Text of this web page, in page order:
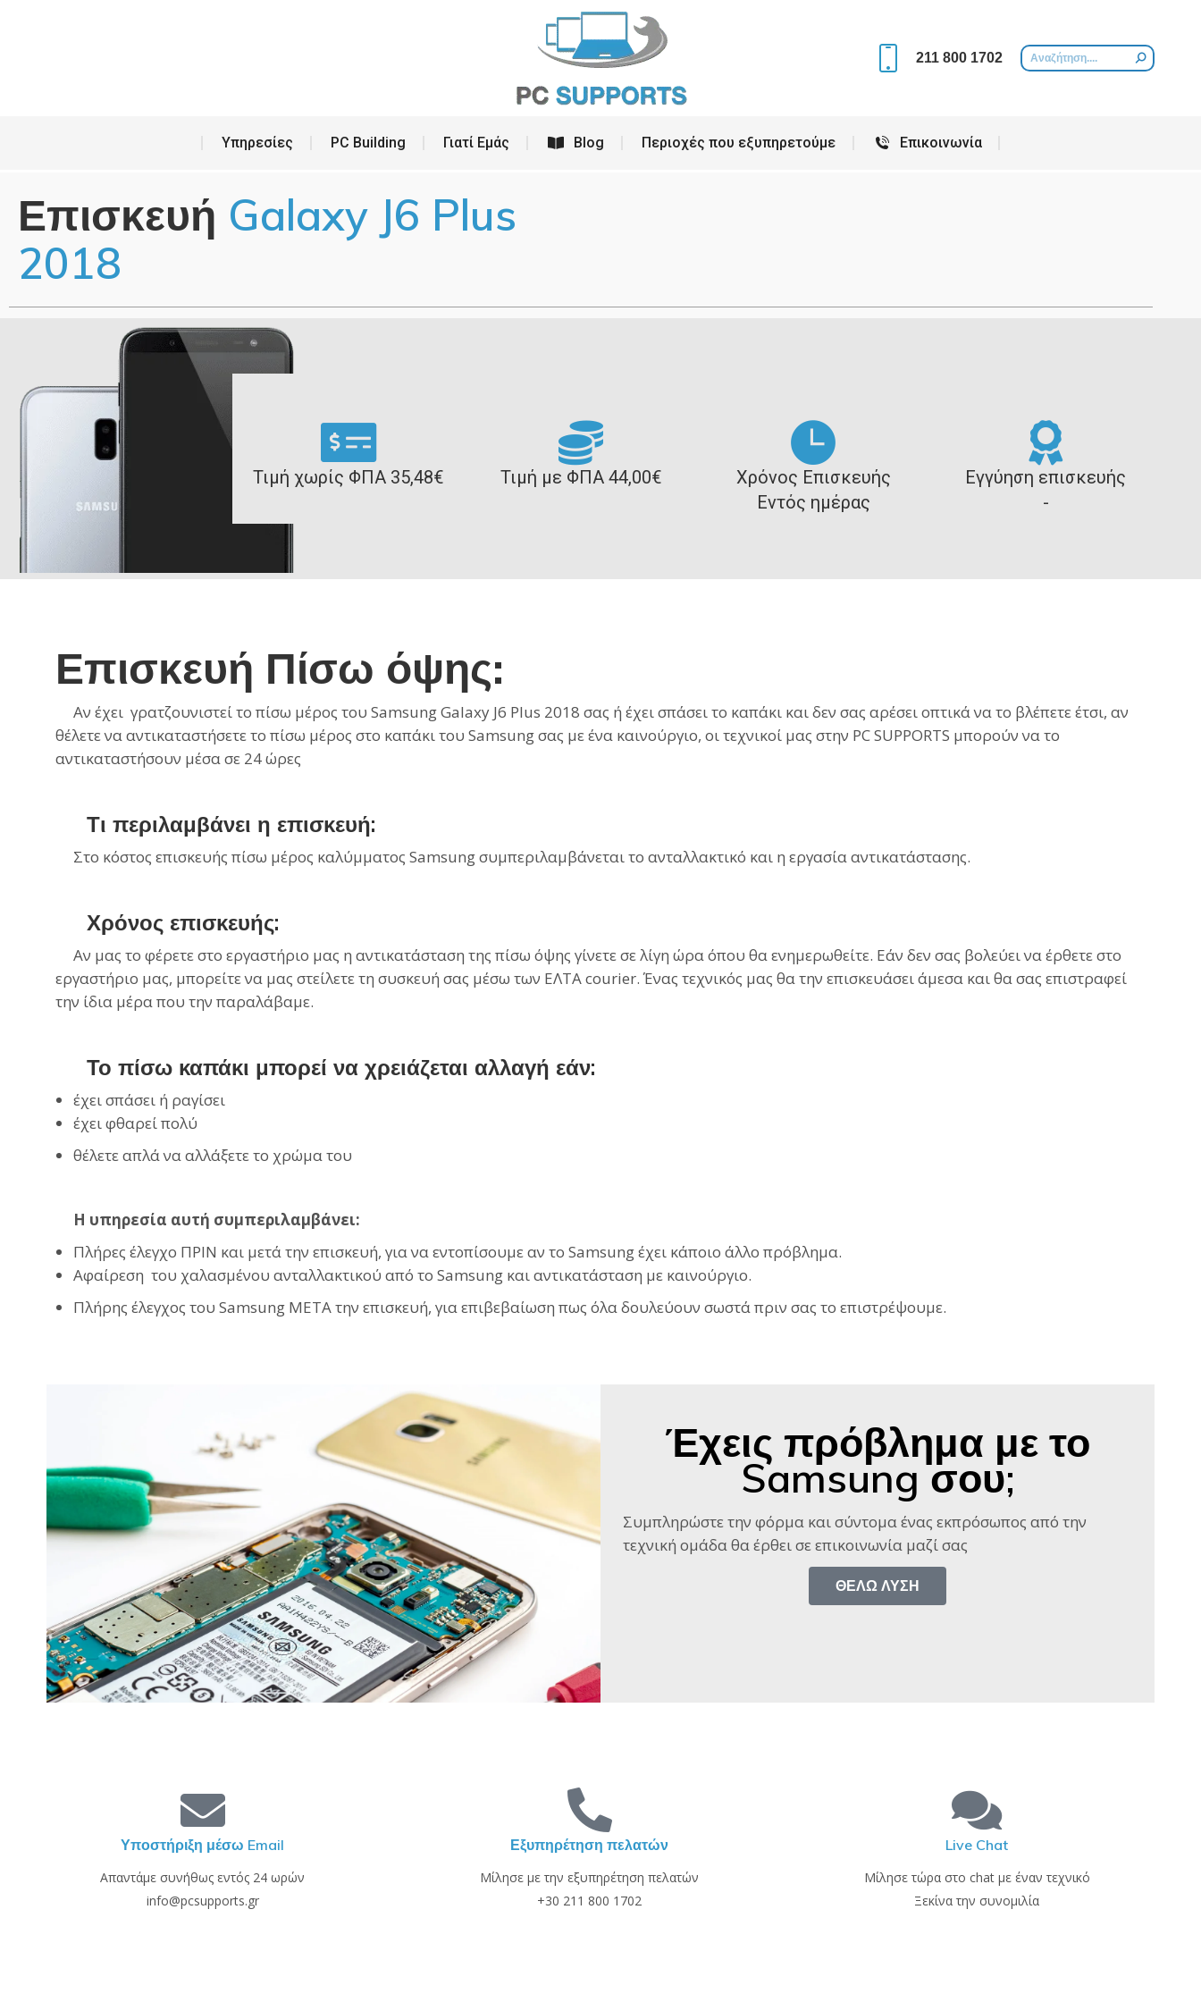
211 800 1702
Υπηρεσίες PC Building Γιατί Εμάς Blog Περιοχές που εξυπηρετούμε Επικοινωνία
Επισκευή Galaxy J6 Plus
2018
Τιμή χωρίς ΦΠΑ 35,48€ Τιμή με ΦΠΑ 44,00€
Χρόνος Επισκευής
Εντός ημέρας
Εγγύηση επισκευής
-
Επισκευή Πίσω όψης:
Αν έχει γρατζουνιστεί το πίσω μέρος του Samsung Galaxy J6 Plus 2018 σας ή έχει σπάσει το καπάκι και δεν σας αρέσει οπτικά να το βλέπετε έτσι, αν
θέλετε να αντικαταστήσετετo πίσω μέρος στο καπάκι του Samsungσας με ένα καινούργιο, οι τεχνικοί μας στην PC SUPPORTS μπορούν να το
αντικαταστήσουν μέσα σε 24 ώρες
Τι περιλαμβάνει η επισκευή:
Στο κόστος επισκευής πίσω μέρος καλύμματος Samsung συμπεριλαμβάνεται το ανταλλακτικό και η εργασία αντικατάστασης.
Χρόνος επισκευής:
Αν μας το φέρετε στο εργαστήριο μας η αντικατάσταση της πίσω όψης γίνετε σε λίγη ώρα όπου θα ενημερωθείτε. Εάν δεν σας βολεύει να έρθετε στο
εργαστήριο μας, μπορείτε να μας στείλετε τη συσκευή σας μέσω των ΕΛΤΑ courier. Ένας τεχνικός μας θα την επισκευάσει άμεσα και θα σας επιστραφεί
την ίδια μέρα που την παραλάβαμε.
Το πίσω καπάκι μπορεί να χρειάζεται αλλαγή εάν:
έχει σπάσει ή ραγίσει
έχει φθαρεί πολύ
θέλετε απλά να αλλάξετε το χρώμα του
Η υπηρεσία αυτή συμπεριλαμβάνει:
Πλήρες έλεγχο ΠΡΙΝ και μετά την επισκευή, για να εντοπίσουμε αν το Samsung έχει κάποιο άλλο πρόβλημα.
Αφαίρεση του χαλασμένου ανταλλακτικού από το Samsung και αντικατάσταση με καινούργιο.
Πλήρης έλεγχος του Samsung ΜΕΤΑ την επισκευή, για επιβεβαίωση πως όλα δουλεύουν σωστά πριν σας το επιστρέψουμε.
Έχεις πρόβλημα με το
Samsung σου;
Συμπληρώστε την φόρμα και σύντομα ένας εκπρόσωπος από την
τεχνική ομάδα θα έρθει σε επικοινωνία μαζί σας​
ΘΈΛΩ ΛΎΣΗ
Υποστήριξη μέσω Email
Απαντάμε συνήθως εντός 24 ωρών
info@pcsupports.gr
Εξυπηρέτηση πελατών
Μίλησε με την εξυπηρέτηση πελατών
+30 211 800 1702
Live Chat
Μίλησε τώρα στο chat με έναν τεχνικό
Ξεκίνα την συνομιλία
PC Building Γιατί Εμάς Περιοχές που εξυπηρετούμε Επικοινωνία